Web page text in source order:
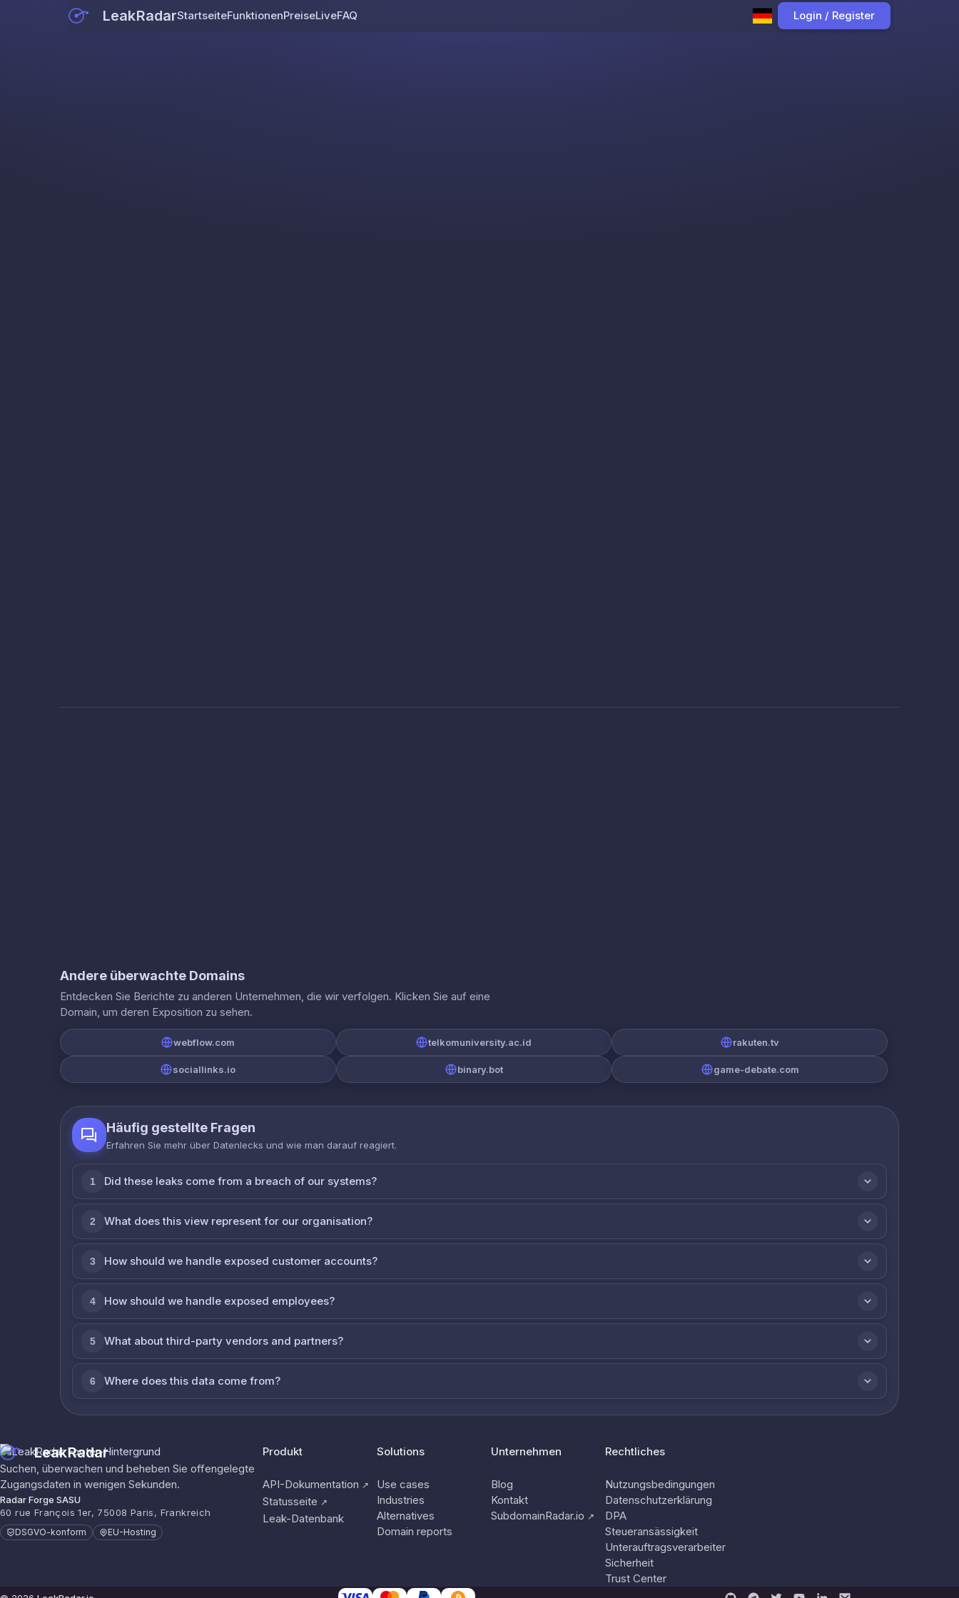
LeakRadarStartseiteFunktionenPreiseLiveFAQ Login / Register
Andere überwachte Domains
Entdecken Sie Berichte zu anderen Unternehmen, die wir verfolgen. Klicken Sie auf eine
Domain, um deren Exposition zu sehen.
webflow.com telkomuniversity.ac.id rakuten.tv
sociallinks.io binary.bot game-debate.com
Häufig gestellte Fragen
Erfahren Sie mehr über Datenlecks und wie man darauf reagiert.
1 Did these leaks come from a breach of our systems?
2 What does this view represent for our organisation?
3 How should we handle exposed customer accounts?
4 How should we handle exposed employees?
5 What about third-party vendors and partners?
6 Where does this data come from?
LeakRadar
Suchen, überwachen und beheben Sie offengelegte
Zugangsdaten in wenigen Sekunden.
Radar Forge SASU
60 rue François 1er, 75008 Paris, Frankreich
DSGVO-konform EU-Hosting
Produkt
API-Dokumentation ↗
Statusseite ↗
Leak-Datenbank
Solutions
Use cases
Industries
Alternatives
Domain reports
Unternehmen
Blog
Kontakt
SubdomainRadar.io ↗
Rechtliches
Nutzungsbedingungen
Datenschutzerklärung
DPA
Steueransässigkeit
Unterauftragsverarbeiter
Sicherheit
Trust Center